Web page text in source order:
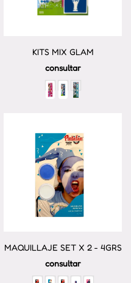
KITS MIX GLAM
consultar
MAQUILLAJE SET X 2 - 4GRS
consultar